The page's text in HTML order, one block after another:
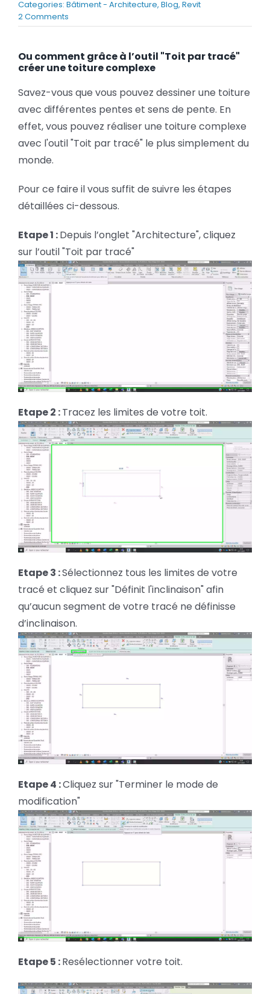
BLOG
Categories: Bâtiment - Architecture, Blog, Revit
2 Commentson
Revit
Réaliser
une
complexe
Ou comment grâce à l’outil "Toit par tracé"
créer une toiture complexe
Savez-vous que vous pouvez dessiner une toiture
avec différentes pentes et sens de pente. En
effet, vous pouvez réaliser une toiture complexe
avec l'outil "Toit par tracé" le plus simplement du
monde.
Pour ce faire il vous suffit de suivre les étapes
détaillées ci-dessous.
Etape 1 :Depuis l’onglet "Architecture", cliquez
sur l’outil "Toit par tracé"
Etape 2 :Tracez les limites de votre toit.
Etape 3 :Sélectionnez tous les limites de votre
tracé et cliquez sur "Définit l'inclinaison" afin
qu’aucun segment de votre tracé ne définisse
d’inclinaison.
Etape 4 :Cliquez sur "Terminer le mode de
modification"
Etape 5 :Resélectionner votre toit.